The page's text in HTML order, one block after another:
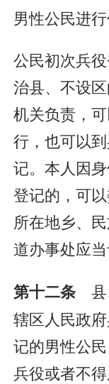
男性公民进行
公民初次兵
治县、不设
机关负责，
行，也可以
记。本人因
登记的，可
所在地乡、
道办事处应当
第十二条 县
辖区人民政
记的男性公
兵役或者不